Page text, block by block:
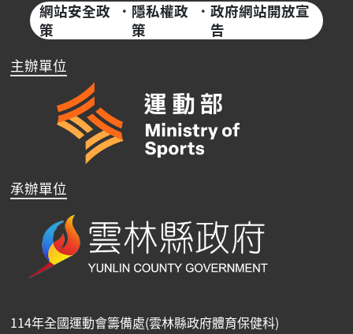
網站安全政
策
· 隱私權政
策
· 政府網站開放宣
告
主辦單位
承辦單位
114年全國運動會籌備處(雲林縣政府體育保健科)